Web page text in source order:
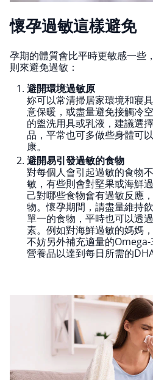
懷孕過敏這樣避免
孕期的體質會比平時更敏感一些
則來避免過敏：
避開環境過敏原
妳可以常清掃居家環境和寢
意保暖，或盡量避免接觸冷
的盥洗用具或乳液，建議選
品，平常也可多做些身體可
康。
避開易引發過敏的食物
對每個人會引起過敏的食物
敏，有些則會對堅果或海鮮
己對哪些食物會有過敏反應
物。懷孕期間，請盡量維持
單一的食物，平時也可以透
素。例如對海鮮過敏的媽媽
不妨另外補充適量的
營養品以達到每日所需的DHA